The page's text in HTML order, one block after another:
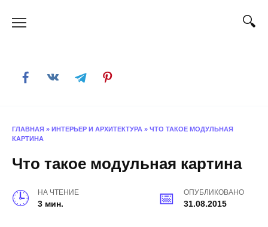
ГЛАВНАЯ » ИНТЕРЬЕР И АРХИТЕКТУРА » ЧТО ТАКОЕ МОДУЛЬНАЯ
КАРТИНА
Что такое модульная картина
НА ЧТЕНИЕ
3 мин.
ОПУБЛИКОВАНО
31.08.2015